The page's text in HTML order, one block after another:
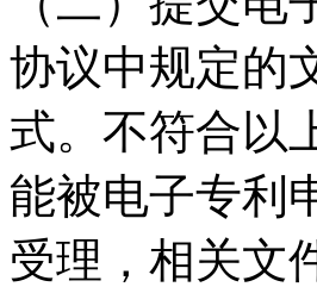
协议中规定的
式。不符合以
能被电子专利
受理，相关文